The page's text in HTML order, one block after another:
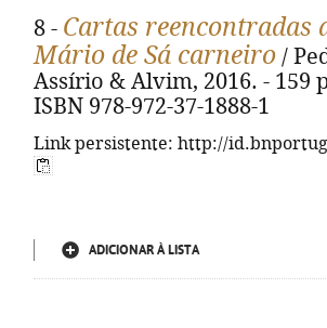
8 - Cartas reencontradas
Mário de Sá carneiro /
Assírio & Alvim, 2016. - 159
ISBN 978-972-37-1888-1
Link persistente: http://
ADICIONAR À LISTA